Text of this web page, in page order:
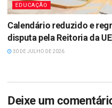
EDUCAÇÃO
Calendário reduzido e
disputa pela Reitoria da
30 DE JULHO DE 2026
Deixe um